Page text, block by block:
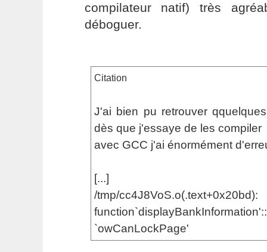
compilateur natif) très
déboguer.
Citation
J'ai bien pu retrouver
dès que j'essaye de les compiler
avec GCC j'ai énormément
[...]
/tmp/
`owCanLockPage'